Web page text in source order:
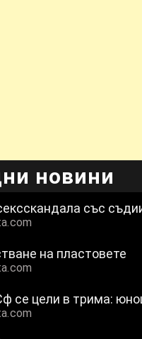
новини
със
на пластовете
се цели в трима: